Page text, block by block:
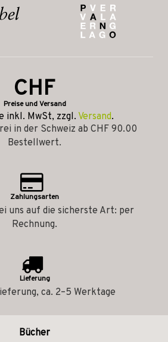
CHF
Preise und Versand
inkl. MwSt, zzgl. Versand.
in der Schweiz ab CHF 90.00
Bestellwert.
Zahlungsarten
uns auf die sicherste Art: per
Rechnung.
Lieferung
ca. 2–5 Werktage
Bücher